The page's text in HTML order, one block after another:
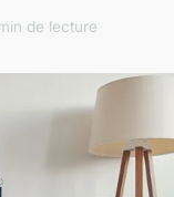
de lecture